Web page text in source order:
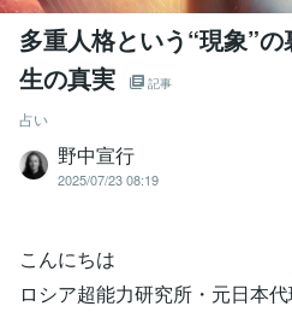
多重人格という“現象”
生の真実
記事
占い
野中宣行
2025/07/23 08:19
こんにちは
ロシア超能力研究所・元日本